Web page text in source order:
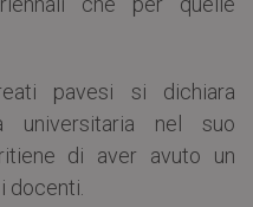
pavesi si dichiara
universitaria nel suo
di aver avuto un
docenti.